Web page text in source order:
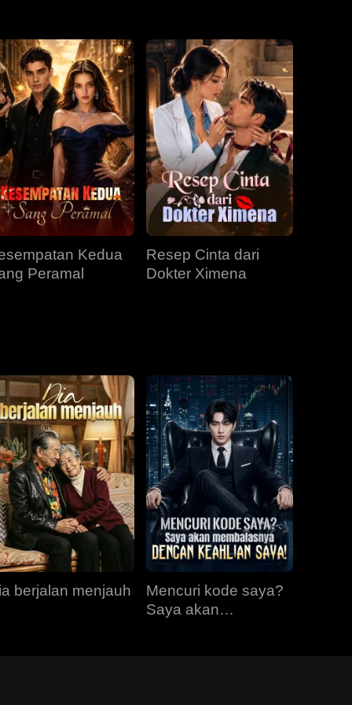
EP 34 EP 35 EP 36
EP 37 EP 38
EP 40
Kedua
Peramal
Resep Cinta dari
Dokter Ximena
berjalan menjauh
Mencuri kode saya?
Saya akan